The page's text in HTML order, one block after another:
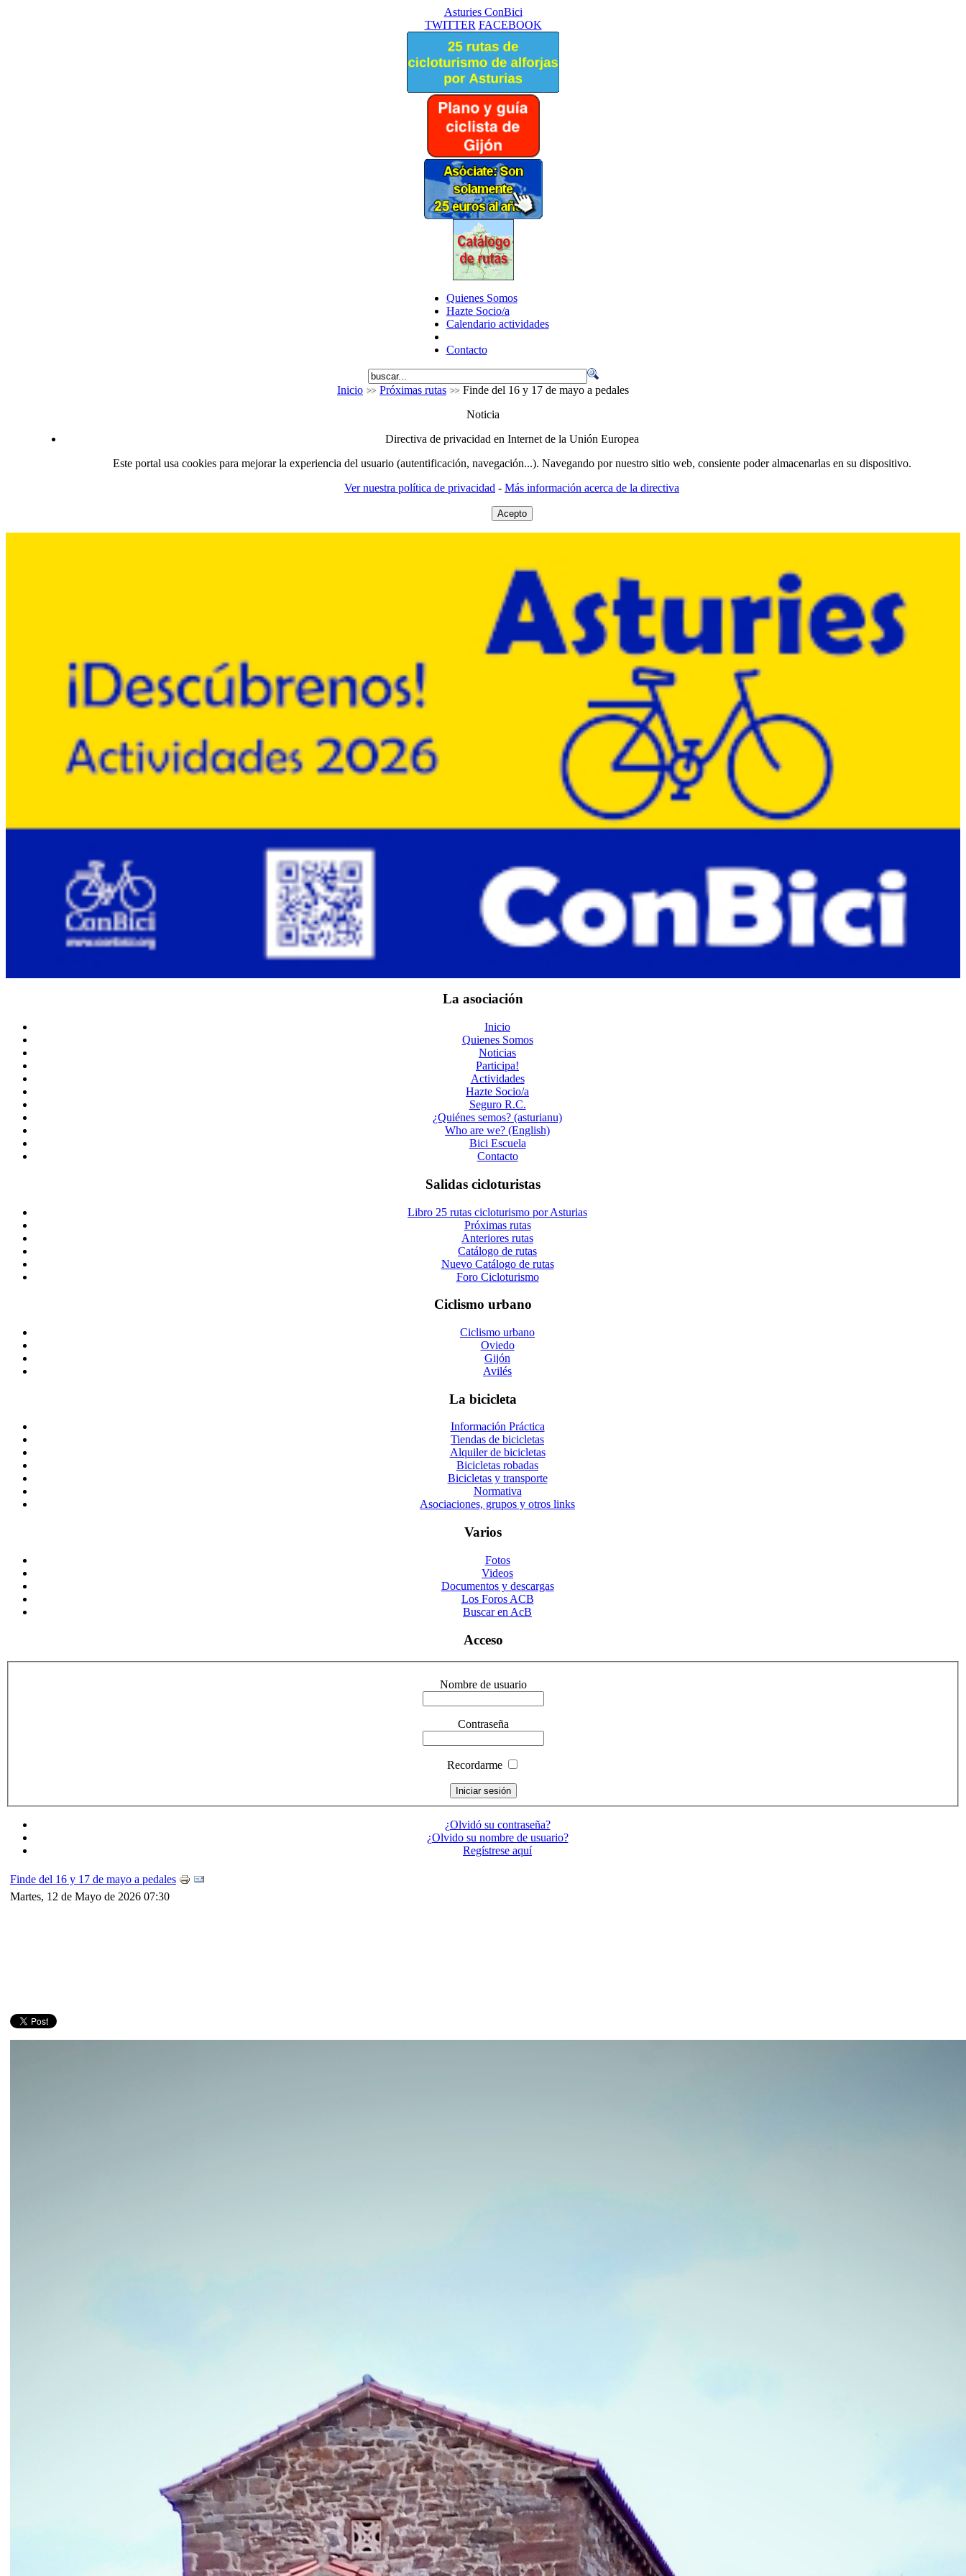
Asturies ConBici
TWITTER FACEBOOK
Quienes Somos
Hazte Socio/a
Calendario actividades
Contacto
Inicio Próximas rutas
Finde del 16 y 17 de mayo a pedales
Noticia
Directiva de privacidad en Internet de la Unión Europea
Este portal usa cookies para mejorar la experiencia del usuario (autentificación, navegación...). Navegando por nuestro sitio web, consiente poder almacenarlas en su dispositivo.
Ver nuestra política de privacidad - Más información acerca de la directiva
Acepto
La asociación
Inicio
Quienes Somos
Noticias
Participa!
Actividades
Hazte Socio/a
Seguro R.C.
¿Quiénes semos? (asturianu)
Who are we? (English)
Bici Escuela
Contacto
Salidas cicloturistas
Libro 25 rutas cicloturismo por Asturias
Próximas rutas
Anteriores rutas
Catálogo de rutas
Nuevo Catálogo de rutas
Foro Cicloturismo
Ciclismo urbano
Ciclismo urbano
Oviedo
Gijón
Avilés
La bicicleta
Información Práctica
Tiendas de bicicletas
Alquiler de bicicletas
Bicicletas robadas
Bicicletas y transporte
Normativa
Asociaciones, grupos y otros links
Varios
Fotos
Videos
Documentos y descargas
Los Foros ACB
Buscar en AcB
Acceso
Nombre de usuario
Contraseña
Recordarme
¿Olvidó su contraseña?
¿Olvido su nombre de usuario?
Regístrese aquí
Finde del 16 y 17 de mayo a pedales
Martes, 12 de Mayo de 2026 07:30